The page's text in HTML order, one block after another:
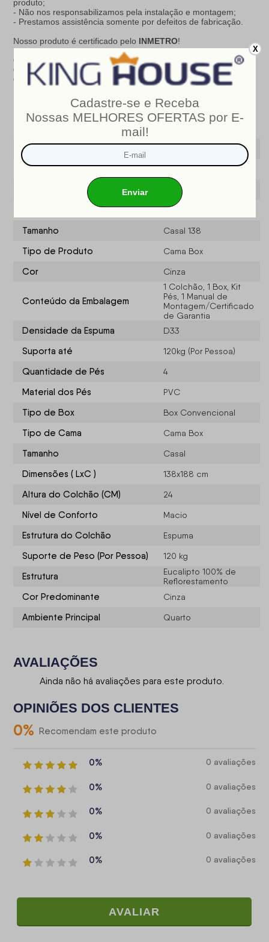
produto;
- Não nos responsabilizamos pela instalação e montagem;
- Prestamos assistência somente por defeitos de fabricação.
Nosso produto é certificado pelo INMETRO!
CERTIFICADO DE CONFORMIDADE NÚMERO:07424-001-
02/2019
OCP
: 003
Especificações do produto
Modelo
Marca King House ®
Profundidade (CM) 188
Tamanho Casal 138
Tipo de Produto Cama Box
Cor Cinza
Conteúdo da Embalagem
1 Colchão, 1 Box, Kit
Pés, 1 Manual de
Montagem/Certificado
de Garantia
Densidade da Espuma D33
Suporta até 120kg (Por Pessoa)
Quantidade de Pés 4
Material dos Pés PVC
Tipo de Box Box Convencional
Tipo de Cama Cama Box
Tamanho Casal
Dimensões ( LxC ) 138x188 cm
Altura do Colchão (CM) 24
Nível de Conforto Macio
Estrutura do Colchão Espuma
Suporte de Peso (Por Pessoa) 120 kg
Estrutura
Eucalipto 100% de
Reflorestamento
Cor Predominante Cinza
Ambiente Principal Quarto
AVALIAÇÕES
Ainda não há avaliações para este produto.
OPINIÕES DOS CLIENTES
0% Recomendam este produto
0% 0 avaliações
0% 0 avaliações
0% 0 avaliações
0% 0 avaliações
0% 0 avaliações
AVALIAR
X